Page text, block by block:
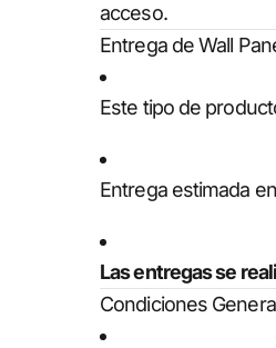
acceso.
Entrega de Wall
Este tipo de
Entrega estimada
Las entregas se
Condiciones